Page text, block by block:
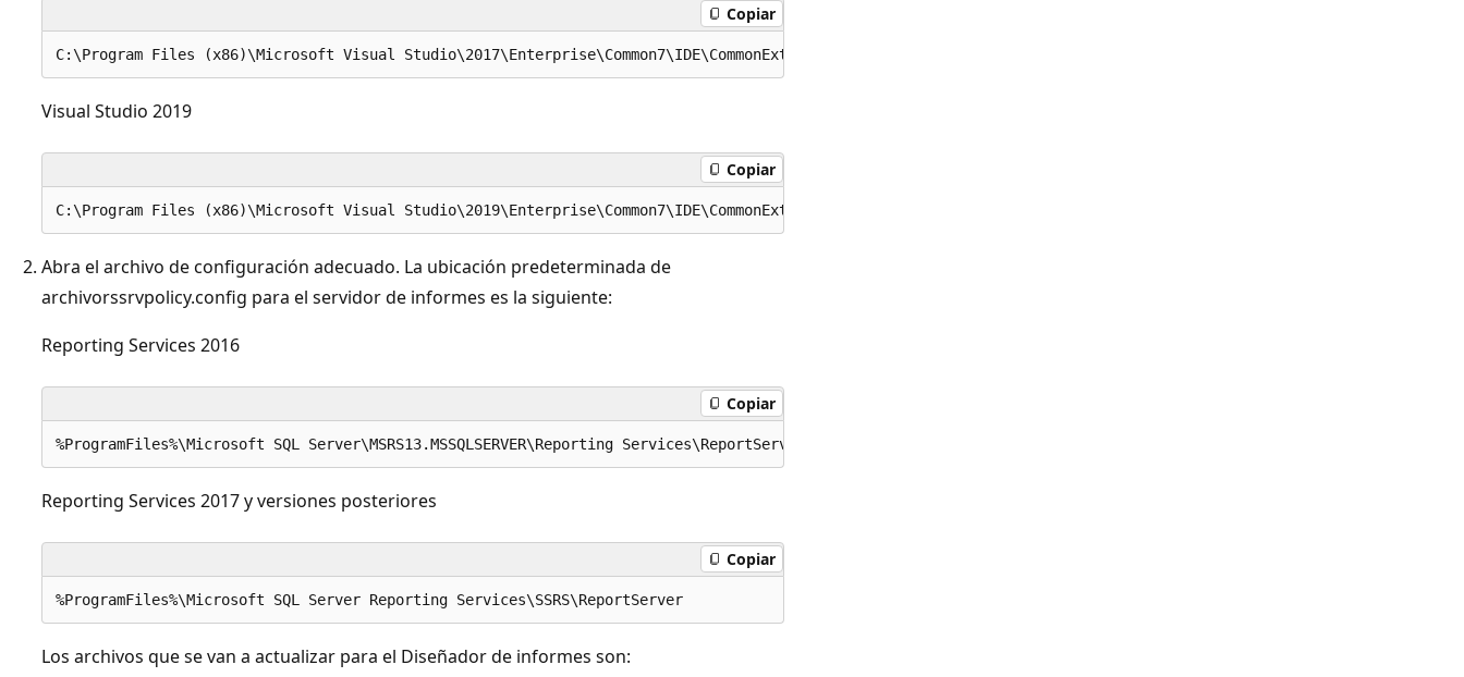
Copiar
Visual Studio 2019
Copiar
Abra el archivo de configuración adecuado. La ubicación predeterminada de
archivorssrvpolicy.config para el servidor de informes es la siguiente:
Reporting Services 2016
Copiar
Reporting Services 2017 y versiones posteriores
Copiar
Los archivos que se van a actualizar para el Diseñador de informes son: